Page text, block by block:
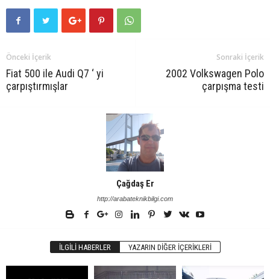
Önceki İçerik
Fiat 500 ile Audi Q7 ‘ yi
çarpıştırmışlar
Sonraki İçerik
2002 Volkswagen Polo
çarpışma testi
Çağdaş Er
http://arabateknikbilgi.com
İLGILI HABERLER YAZARIN DIĞER İÇERIKLERI